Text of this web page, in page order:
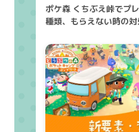
ポケ森 くちぶえ峠でプ
種類、もらえない時の